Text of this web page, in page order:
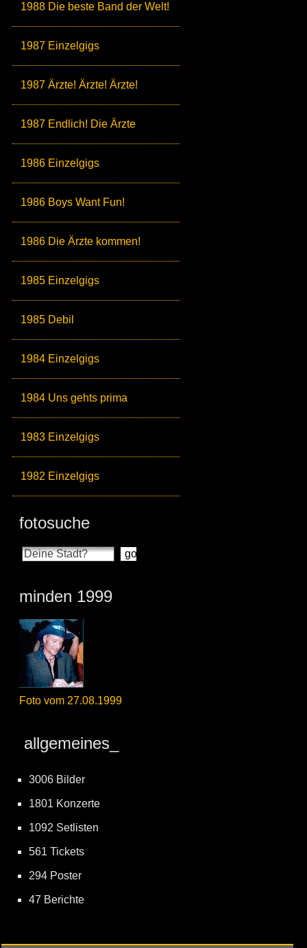
1988 Die beste Band der Welt!
1987 Einzelgigs
1987 Ärzte! Ärzte! Ärzte!
1987 Endlich! Die Ärzte
1986 Einzelgigs
1986 Boys Want Fun!
1986 Die Ärzte kommen!
1985 Einzelgigs
1985 Debil
1984 Einzelgigs
1984 Uns gehts prima
1983 Einzelgigs
1982 Einzelgigs
fotosuche
minden 1999
Foto vom 27.08.1999
allgemeines_
3006 Bilder
1801 Konzerte
1092 Setlisten
561 Tickets
294 Poster
47 Berichte